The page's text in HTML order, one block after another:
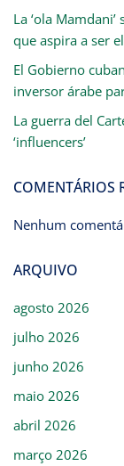
La ‘ola
que aspira a ser
El Gobierno
inversor árabe
La guerra del
‘influencers’
COMENTÁRIOS
Nenhum
ARQUIVO
agosto 2026
julho 2026
junho 2026
maio 2026
abril 2026
março 2026